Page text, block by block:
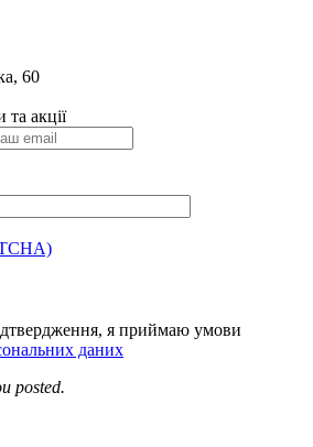
60
акції
я приймаю умови
даних
posted.